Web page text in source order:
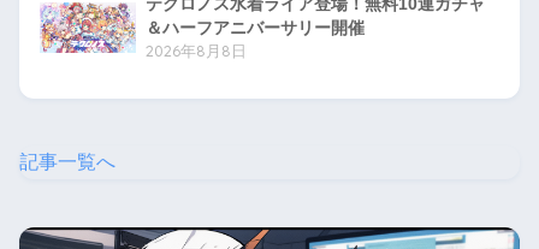
＆ハーフアニバーサリー開催
2026年8月8日
記事一覧へ